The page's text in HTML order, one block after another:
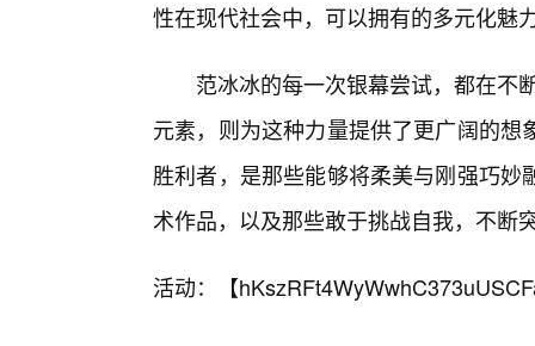
性在现代社会中，可以拥有的多元化魅
范冰冰的每一次银幕尝试，都在不
元素，则为这种力量提供了更广阔的
胜利者，是那些能够将柔美与刚强巧
术作品，以及那些敢于挑战自我，不断
活动：【